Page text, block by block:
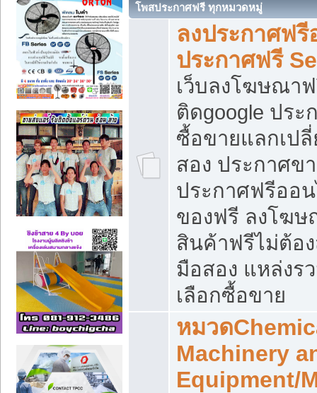
โพสประกาศฟรี ทุกหมวดหมู่
ลงประกาศฟ
ประกาศฟรี
เว็บลงโฆษณา
ติดgoogle ปร
ซื้อขายแลกเป
สอง ประกาศข
ประกาศฟรีออ
ของฟรี ลงโฆ
สินค้าฟรีไม่ต้อ
มือสอง แหล่งร
เลือกซื้อขาย
หมวด
Machinery
Equipment/